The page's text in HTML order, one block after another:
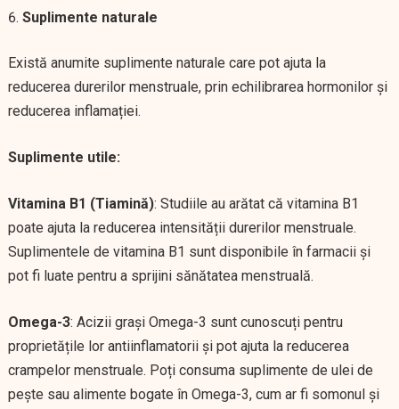
Suplimente naturale
Există anumite suplimente naturale care pot ajuta la
reducerea durerilor menstruale, prin echilibrarea hormonilor și
reducerea inflamației.
Suplimente utile:
Vitamina B1 (Tiamină): Studiile au arătat că vitamina B1
poate ajuta la reducerea intensității durerilor menstruale.
Suplimentele de vitamina B1 sunt disponibile în farmacii și
pot fi luate pentru a sprijini sănătatea menstruală.
Omega-3: Acizii grași Omega-3 sunt cunoscuți pentru
proprietățile lor antiinflamatorii și pot ajuta la reducerea
crampelor menstruale. Poți consuma suplimente de ulei de
pește sau alimente bogate în Omega-3, cum ar fi somonul și